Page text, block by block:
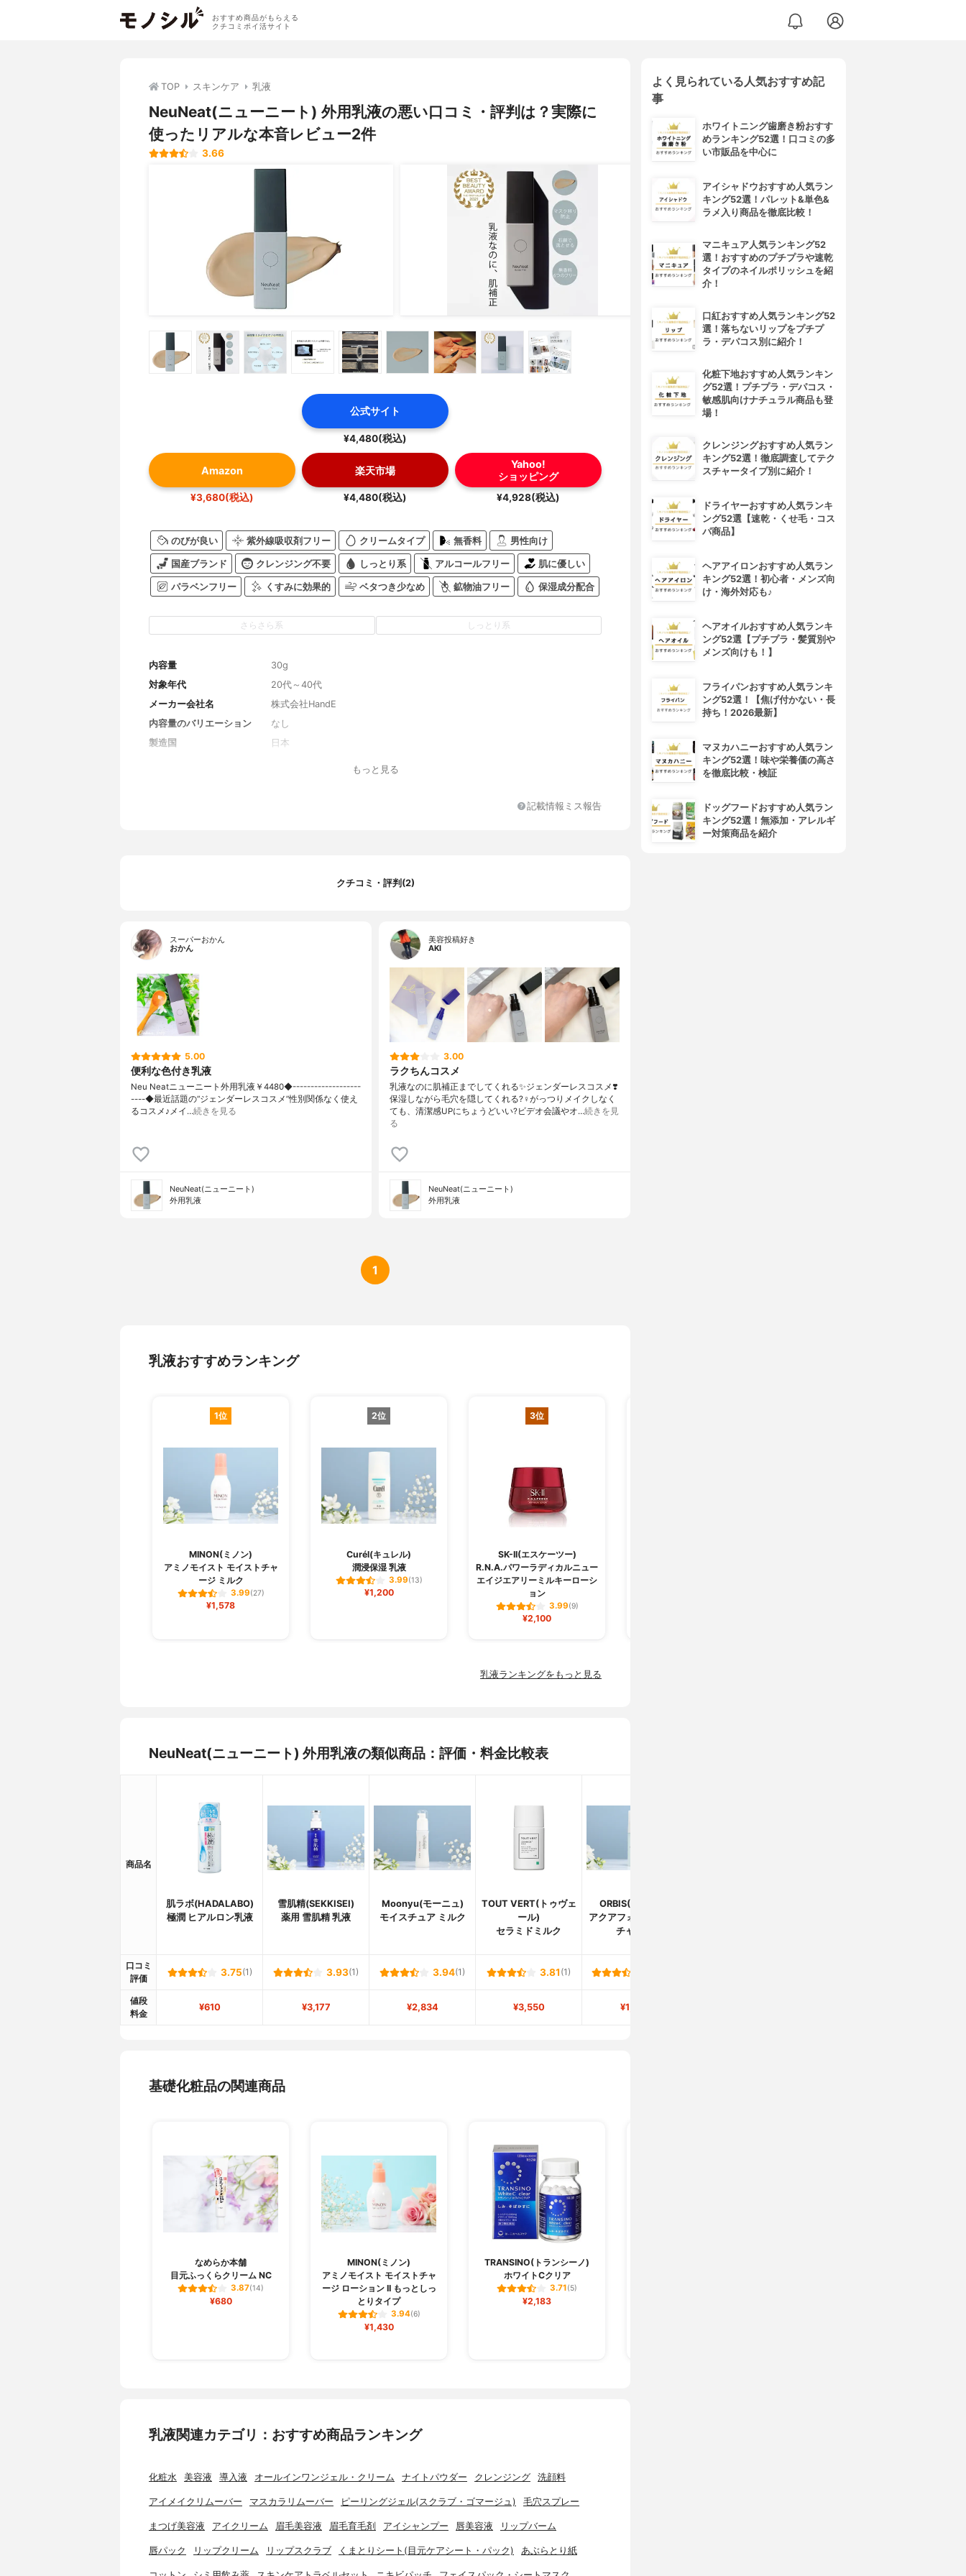
おすすめ商品がもらえる
クチコミポイ活サイト
TOP スキンケア 乳液
NeuNeat(ニューニート) 外用乳液の悪い口コミ・評判は？実際に
使ったリアルな本音レビュー2件
3.66
公式サイト
¥4,480(税込)
Amazon
¥3,680(税込)
楽天市場
¥4,480(税込)
Yahoo!
ショッピング
¥4,928(税込)
のびが良い 紫外線吸収剤フリー クリームタイプ 無香料 男性向け
国産ブランド クレンジング不要 しっとり系 アルコールフリー 肌に優しい
パラベンフリー くすみに効果的 ベタつき少なめ 鉱物油フリー 保湿成分配合
さらさら系 しっとり系
内容量
30g
対象年代
20代～40代
メーカー会社名
株式会社HandE
内容量のバリエーション
なし
製造国
日本
Ｎａ、水溶性コラーゲン、フェノキシエタノール、ミリスチン酸オクチルドデ
レートクロスポリマー－６、トコフェロール、エチルヘキシルグリセリン、ポ
リソルベート６０、水酸化Ｎａ、（ビニルジメチコン／メチコンシルセスキオ
キサン）クロスポリマー、トリメチルシロキシケイ酸、シゾサッカロミセスポ
ンベエキス、酸化チタン、タルク、酸化鉄、水酸化Ａｌ、スクワラン、シア脂
もっと見る
記載情報ミス報告
クチコミ・評判(2)
スーパーおかん
おかん
5.00
便利な色付き乳液
Neu Neatニューニート外用乳液￥4480◆-------------------
----◆最近話題の“ジェンダーレスコスメ”性別関係なく使え
るコスメ♪メイ…続きを見る
NeuNeat(ニューニート)
外用乳液
美容投稿好き
AKI
3.00
ラクちんコスメ
乳液なのに肌補正までしてくれる✨ジェンダーレスコスメ❣️
保湿しながら毛穴を隠してくれる?‍♀️がっつりメイクしなく
ても、清潔感UPにちょうどいい?ビデオ会議やオ…続きを見
る
NeuNeat(ニューニート)
外用乳液
1
乳液おすすめランキング
1位
MINON(ミノン)
アミノモイスト モイストチャ
ージ ミルク
3.99(27)
¥1,578
2位
Curél(キュレル)
潤浸保湿 乳液
3.99(13)
¥1,200
3位
SK-II(エスケーツー)
R.N.A.パワーラディカルニュー
エイジエアリーミルキーローシ
ョン
3.99(9)
¥2,100
乳液ランキングをもっと見る
NeuNeat(ニューニート) 外用乳液の類似商品：評価・料金比較表
商品名
肌ラボ(HADALABO)
極潤 ヒアルロン乳液
雪肌精(SEKKISEI)
薬用 雪肌精 乳液
Moonyu(モーニュ)
モイスチュア ミルク
TOUT VERT(トゥヴェ
ール)
セラミドミルク
ORBIS(オルビス)
アクアフォースモイス
チャー M
口コミ
評価
3.75(1) 3.93(1) 3.94(1) 3.81 (1)
値段
料金
¥610 ¥3,177 ¥2,834 ¥3,550 ¥1,683
基礎化粧品の関連商品
なめらか本舗
目元ふっくらクリーム NC
3.87(14)
¥680
MINON(ミノン)
アミノモイスト モイストチャ
ージ ローション II もっとしっ
とりタイプ
3.94(6)
¥1,430
TRANSINO(トランシーノ)
ホワイトCクリア
3.71(5)
¥2,183
乳液関連カテゴリ：おすすめ商品ランキング
化粧水 美容液 導入液 オールインワンジェル・クリーム ナイトパウダー クレンジング 洗顔料
アイメイクリムーバー マスカラリムーバー ピーリングジェル(スクラブ・ゴマージュ) 毛穴スプレー
まつげ美容液 アイクリーム 眉毛美容液 眉毛育毛剤 アイシャンプー 唇美容液 リップバーム
唇パック リップクリーム リップスクラブ くまとりシート(目元ケアシート・パック) あぶらとり紙
よく見られている人気おすすめ記
事
ホワイトニング歯磨き粉おすす
めランキング52選！口コミの多
い市販品を中心に
アイシャドウおすすめ人気ラン
キング52選！パレット&単色&
ラメ入り商品を徹底比較！
マニキュア人気ランキング52
選！おすすめのプチプラや速乾
タイプのネイルポリッシュを紹
介！
口紅おすすめ人気ランキング52
選！落ちないリップをプチプ
ラ・デパコス別に紹介！
化粧下地おすすめ人気ランキン
グ52選！プチプラ・デパコス・
敏感肌向けナチュラル商品も登
場！
クレンジングおすすめ人気ラン
キング52選！徹底調査してテク
スチャータイプ別に紹介！
ドライヤーおすすめ人気ランキ
ング52選【速乾・くせ毛・コス
パ商品】
ヘアアイロンおすすめ人気ラン
キング52選！初心者・メンズ向
け・海外対応も♪
ヘアオイルおすすめ人気ランキ
ング52選【プチプラ・髪質別や
メンズ向けも！】
フライパンおすすめ人気ランキ
ング52選！【焦げ付かない・長
持ち！2026最新】
マヌカハニーおすすめ人気ラン
キング52選！味や栄養価の高さ
を徹底比較・検証
ドッグフードおすすめ人気ラン
キング52選！無添加・アレルギ
ー対策商品を紹介